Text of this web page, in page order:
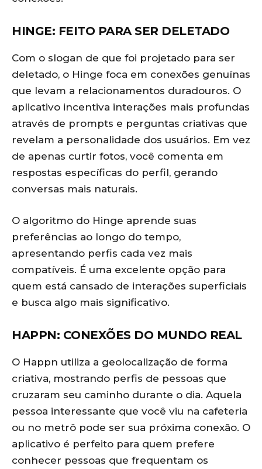
HINGE: FEITO PARA SER DELETADO
Com o slogan de que foi projetado para ser
deletado, o Hinge foca em conexões genuínas
que levam a relacionamentos duradouros. O
aplicativo incentiva interações mais profundas
através de prompts e perguntas criativas que
revelam a personalidade dos usuários. Em vez
de apenas curtir fotos, você comenta em
respostas específicas do perfil, gerando
conversas mais naturais.
O algoritmo do Hinge aprende suas
preferências ao longo do tempo,
apresentando perfis cada vez mais
compatíveis. É uma excelente opção para
quem está cansado de interações superficiais
e busca algo mais significativo.
HAPPN: CONEXÕES DO MUNDO REAL
O Happn utiliza a geolocalização de forma
criativa, mostrando perfis de pessoas que
cruzaram seu caminho durante o dia. Aquela
pessoa interessante que você viu na cafeteria
ou no metrô pode ser sua próxima conexão. O
aplicativo é perfeito para quem prefere
conhecer pessoas que frequentam os